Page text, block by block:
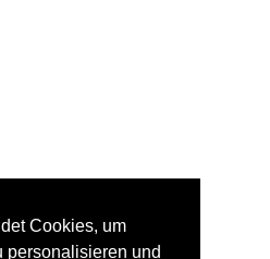
Cookies, um
personalisieren und